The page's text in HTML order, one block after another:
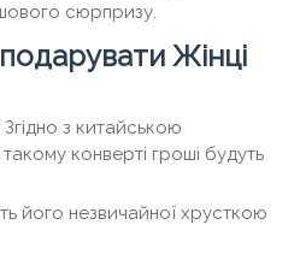
сюрпризу.
Жінці
з китайською
конверті гроші будуть
його незвичайної хрусткою